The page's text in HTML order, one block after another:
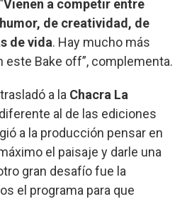
Vienen a competir entre
de creatividad, de
de vida. Hay mucho más
este Bake off”, complementa.
a la Chacra La
al de las ediciones
a la producción pensar en
el paisaje y darle una
gran desafío fue la
el programa para que